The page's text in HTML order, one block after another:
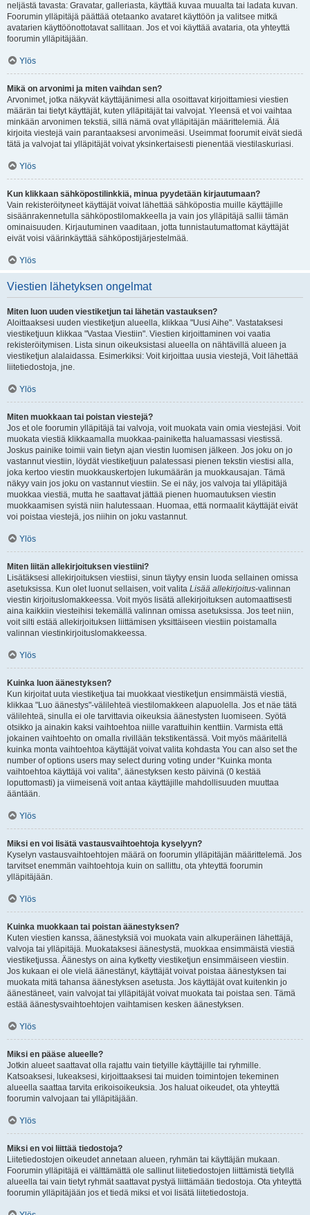
neljästä tavasta: Gravatar, galleriasta, käyttää kuvaa muualta tai ladata kuvan.
Foorumin ylläpitäjä päättää otetaanko avataret käyttöön ja valitsee mitkä
avatarien käyttöönottotavat sallitaan. Jos et voi käyttää avataria, ota yhteyttä
foorumin ylläpitäjään.
Ylös
Mikä on arvonimi ja miten vaihdan sen?
Arvonimet, jotka näkyvät käyttäjänimesi alla osoittavat kirjoittamiesi viestien
määrän tai tietyt käyttäjät, kuten ylläpitäjät tai valvojat. Yleensä et voi vaihtaa
minkään arvonimen tekstiä, sillä nämä ovat ylläpitäjän määrittelemiä. Älä
kirjoita viestejä vain parantaaksesi arvonimeäsi. Useimmat foorumit eivät siedä
tätä ja valvojat tai ylläpitäjät voivat yksinkertaisesti pienentää viestilaskuriasi.
Ylös
Kun klikkaan sähköpostilinkkiä, minua pyydetään kirjautumaan?
Vain rekisteröityneet käyttäjät voivat lähettää sähköpostia muille käyttäjille
sisäänrakennetulla sähköpostilomakkeella ja vain jos ylläpitäjä sallii tämän
ominaisuuden. Kirjautuminen vaaditaan, jotta tunnistautumattomat käyttäjät
eivät voisi väärinkäyttää sähköpostijärjestelmää.
Ylös
Viestien lähetyksen ongelmat
Miten luon uuden viestiketjun tai lähetän vastauksen?
Aloittaaksesi uuden viestiketjun alueella, klikkaa "Uusi Aihe". Vastataksesi
viestiketjuun klikkaa "Vastaa Viestiin". Viestien kirjoittaminen voi vaatia
rekisteröitymisen. Lista sinun oikeuksistasi alueella on nähtävillä alueen ja
viestiketjun alalaidassa. Esimerkiksi: Voit kirjoittaa uusia viestejä, Voit lähettää
liitetiedostoja, jne.
Ylös
Miten muokkaan tai poistan viestejä?
Jos et ole foorumin ylläpitäjä tai valvoja, voit muokata vain omia viestejäsi. Voit
muokata viestiä klikkaamalla muokkaa-painiketta haluamassasi viestissä.
Joskus painike toimii vain tietyn ajan viestin luomisen jälkeen. Jos joku on jo
vastannut viestiin, löydät viestiketjuun palatessasi pienen tekstin viestisi alla,
joka kertoo viestin muokkauskertojen lukumäärän ja muokkausajan. Tämä
näkyy vain jos joku on vastannut viestiin. Se ei näy, jos valvoja tai ylläpitäjä
muokkaa viestiä, mutta he saattavat jättää pienen huomautuksen viestin
muokkaamisen syistä niin halutessaan. Huomaa, että normaalit käyttäjät eivät
voi poistaa viestejä, jos niihin on joku vastannut.
Ylös
Miten liitän allekirjoituksen viestiini?
Lisätäksesi allekirjoituksen viestiisi, sinun täytyy ensin luoda sellainen omissa
asetuksissa. Kun olet luonut sellaisen, voit valita Lisää allekirjoitus-valinnan
viestin kirjoituslomakkeessa. Voit myös lisätä allekirjoituksen automaattisesti
aina kaikkiin viesteihisi tekemällä valinnan omissa asetuksissa. Jos teet niin,
voit silti estää allekirjoituksen liittämisen yksittäiseen viestiin poistamalla
valinnan viestinkirjoituslomakkeessa.
Ylös
Kuinka luon äänestyksen?
Kun kirjoitat uuta viestiketjua tai muokkaat viestiketjun ensimmäistä viestiä,
klikkaa "Luo äänestys"-välilehteä viestilomakkeen alapuolella. Jos et näe tätä
välilehteä, sinulla ei ole tarvittavia oikeuksia äänestysten luomiseen. Syötä
otsikko ja ainakin kaksi vaihtoehtoa niille varattuihin kenttiin. Varmista että
jokainen vaihtoehto on omalla rivillään tekstikentässä. Voit myös määritellä
kuinka monta vaihtoehtoa käyttäjät voivat valita kohdasta You can also set the
number of options users may select during voting under “Kuinka monta
vaihtoehtoa käyttäjä voi valita”, äänestyksen kesto päivinä (0 kestää
loputtomasti) ja viimeisenä voit antaa käyttäjille mahdollisuuden muuttaa
ääntään.
Ylös
Miksi en voi lisätä vastausvaihtoehtoja kyselyyn?
Kyselyn vastausvaihtoehtojen määrä on foorumin ylläpitäjän määrittelemä. Jos
tarvitset enemmän vaihtoehtoja kuin on sallittu, ota yhteyttä foorumin
ylläpitäjään.
Ylös
Kuinka muokkaan tai poistan äänestyksen?
Kuten viestien kanssa, äänestyksiä voi muokata vain alkuperäinen lähettäjä,
valvoja tai ylläpitäjä. Muokataksesi äänestystä, muokkaa ensimmäistä viestiä
viestiketjussa. Äänestys on aina kytketty viestiketjun ensimmäiseen viestiin.
Jos kukaan ei ole vielä äänestänyt, käyttäjät voivat poistaa äänestyksen tai
muokata mitä tahansa äänestyksen asetusta. Jos käyttäjät ovat kuitenkin jo
äänestäneet, vain valvojat tai ylläpitäjät voivat muokata tai poistaa sen. Tämä
estää äänestysvaihtoehtojen vaihtamisen kesken äänestyksen.
Ylös
Miksi en pääse alueelle?
Jotkin alueet saattavat olla rajattu vain tietyille käyttäjille tai ryhmille.
Katsoaksesi, lukeaksesi, kirjoittaaksesi tai muiden toimintojen tekeminen
alueella saattaa tarvita erikoisoikeuksia. Jos haluat oikeudet, ota yhteyttä
foorumin valvojaan tai ylläpitäjään.
Ylös
Miksi en voi liittää tiedostoja?
Liitetiedostojen oikeudet annetaan alueen, ryhmän tai käyttäjän mukaan.
Foorumin ylläpitäjä ei välttämättä ole sallinut liitetiedostojen liittämistä tietyllä
alueella tai vain tietyt ryhmät saattavat pystyä liittämään tiedostoja. Ota yhteyttä
foorumin ylläpitäjään jos et tiedä miksi et voi lisätä liitetiedostoja.